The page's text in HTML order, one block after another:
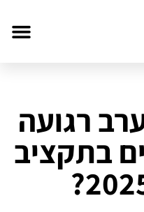
רגועה
בתקציב